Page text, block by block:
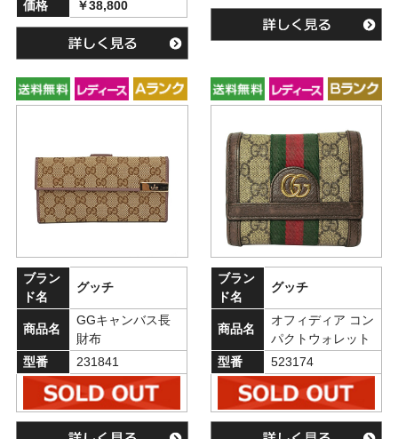
価格
￥38,800
ブラン
ド名
グッチ
商品名
GGキャンバス長
財布
型番
231841
ブラン
ド名
グッチ
商品名
オフィディア コン
パクトウォレット
型番
523174